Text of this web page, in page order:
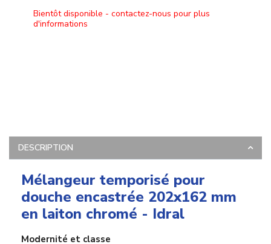
Bientôt disponible - contactez-nous pour plus
d'informations
DESCRIPTION
Mélangeur temporisé pour
douche encastrée 202x162 mm
en laiton chromé - Idral
Modernité et classe